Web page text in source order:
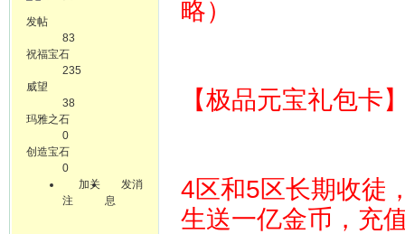
发帖
83
祝福宝石
235
威望
38
玛雅之石
0
创造宝石
0
加关
注
发消
息
略）
【极品元宝礼包
4区和5区长期收徒
生送一亿金币，充